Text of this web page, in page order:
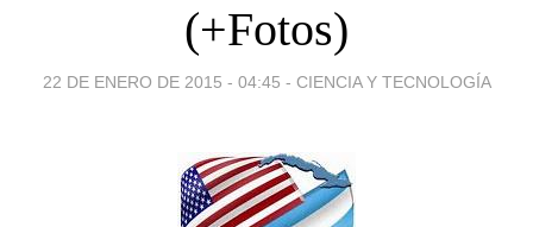
(+Fotos)
22 DE ENERO DE 2015 - 04:45 - CIENCIA Y TECNOLOGÍA